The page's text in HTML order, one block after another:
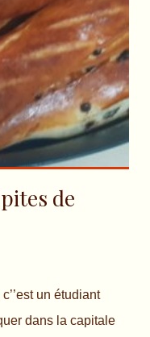
de
un étudiant
dans la capitale